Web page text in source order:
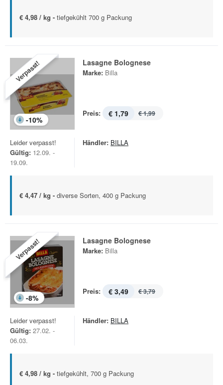
€ 4,98 / kg - tiefgekühlt 700 g Packung
Verpasst!
-10%
Lasagne Bolognese
Marke: Billa
Preis: € 1,79 € 1,99
Leider verpasst!
Gültig: 12.09. -
19.09.
Händler: BILLA
€ 4,47 / kg - diverse Sorten, 400 g Packung
Verpasst!
-8%
Lasagne Bolognese
Marke: Billa
Preis: € 3,49 € 3,79
Leider verpasst!
Gültig: 27.02. -
06.03.
Händler: BILLA
€ 4,98 / kg - tiefgekühlt, 700 g Packung